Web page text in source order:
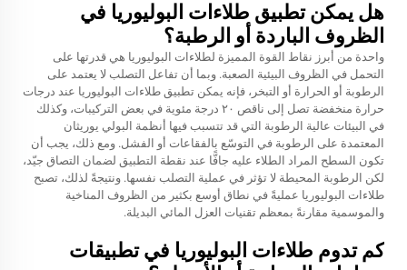
هل يمكن تطبيق طلاءات البوليوريا في
الظروف الباردة أو الرطبة؟
واحدة من أبرز نقاط القوة المميزة لطلاءات البوليوريا هي قدرتها على
التحمل في الظروف البيئية الصعبة. وبما أن تفاعل التصلب لا يعتمد على
الرطوبة أو الحرارة أو التبخر، فإنه يمكن تطبيق طلاءات البوليوريا عند درجات
حرارة منخفضة تصل إلى ناقص ٢٠ درجة مئوية في بعض التركيبات، وكذلك
في البيئات عالية الرطوبة التي قد تتسبب فيها أنظمة البولي يوريثان
المعتمدة على الرطوبة في التوسّع بالفقاعات أو الفشل. ومع ذلك، يجب أن
تكون السطح المراد الطلاء عليه جافًّا عند نقطة التطبيق لضمان التصاق جيّد،
لكن الرطوبة المحيطة لا تؤثر في عملية التصلب نفسها. ونتيجةً لذلك، تصبح
طلاءات البوليوريا عمليةً في نطاق أوسع بكثير من الظروف المناخية
والموسمية مقارنةً بمعظم تقنيات العزل المائي البديلة.
كم تدوم طلاءات البوليوريا في تطبيقات